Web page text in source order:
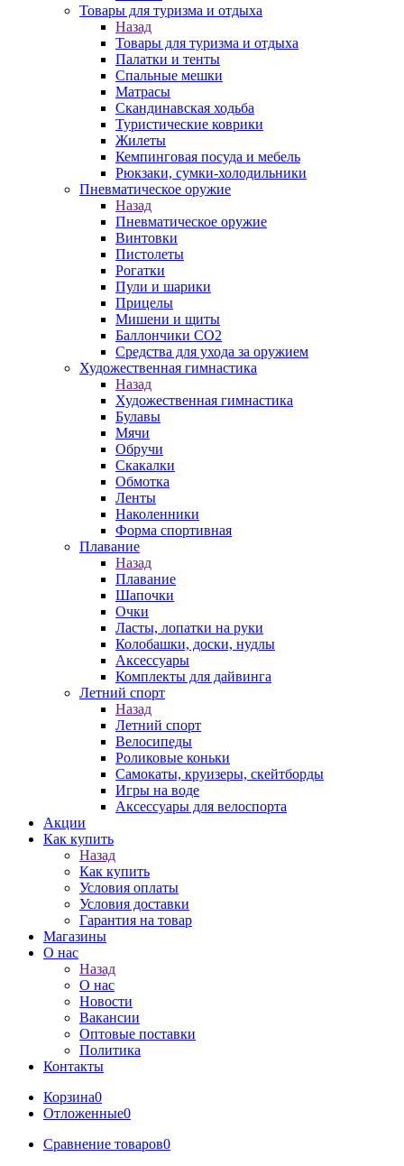
Товары для туризма и отдыха
Назад
Товары для туризма и отдыха
Палатки и тенты
Спальные мешки
Матрасы
Скандинавская ходьба
Туристические коврики
Жилеты
Кемпинговая посуда и мебель
Рюкзаки, сумки-холодильники
Пневматическое оружие
Назад
Пневматическое оружие
Винтовки
Пистолеты
Рогатки
Пули и шарики
Прицелы
Мишени и щиты
Баллончики CO2
Средства для ухода за оружием
Художественная гимнастика
Назад
Художественная гимнастика
Булавы
Мячи
Обручи
Скакалки
Обмотка
Ленты
Наколенники
Форма спортивная
Плавание
Назад
Плавание
Шапочки
Очки
Ласты, лопатки на руки
Колобашки, доски, нудлы
Аксессуары
Комплекты для дайвинга
Летний спорт
Назад
Летний спорт
Велосипеды
Роликовые коньки
Самокаты, круизеры, скейтборды
Игры на воде
Аксессуары для велоспорта
Акции
Как купить
Назад
Как купить
Условия оплаты
Условия доставки
Гарантия на товар
Магазины
О нас
Назад
О нас
Новости
Вакансии
Оптовые поставки
Политика
Контакты
Корзина0
Отложенные0
Сравнение товаров0